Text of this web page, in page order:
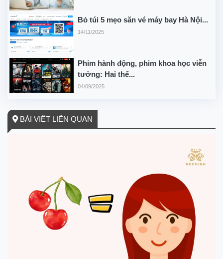
Bỏ túi 5 mẹo săn vé máy bay Hà Nội...
14/11/2025
Phim hành động, phim khoa học viễn
tưởng: Hai thể...
04/09/2025
BÀI VIẾT LIÊN QUAN